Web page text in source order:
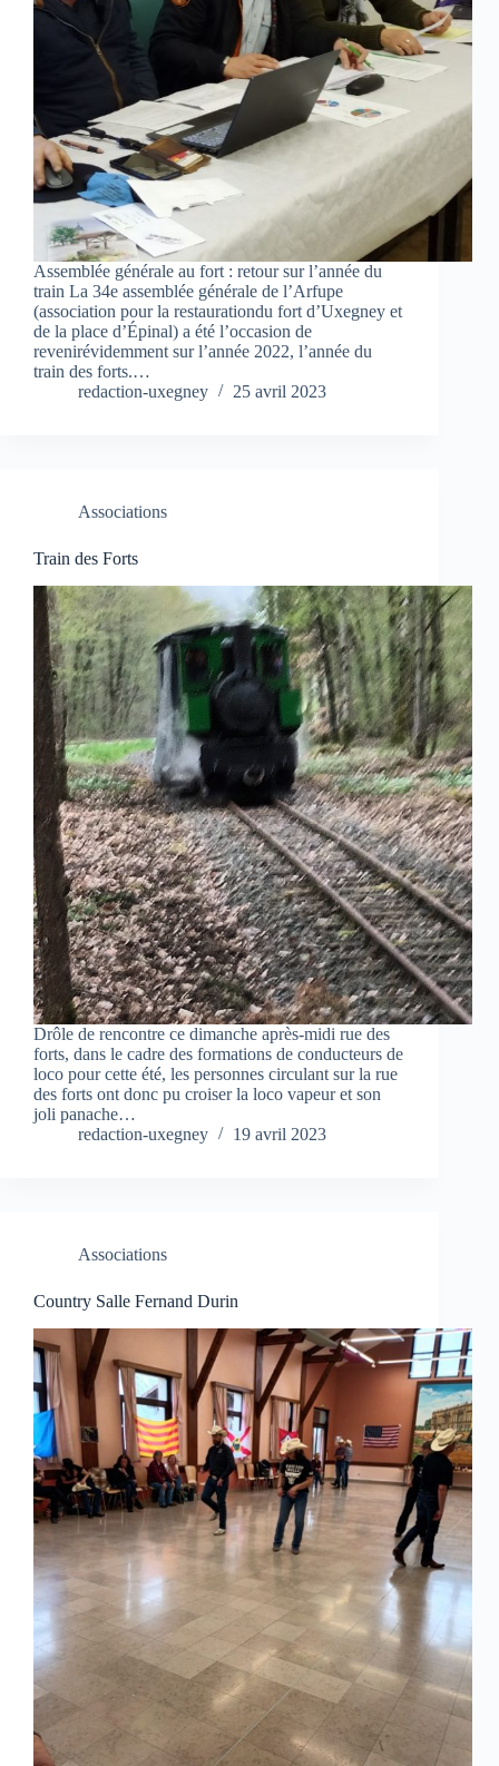
Assemblée générale au fort : retour sur l’année du
train La 34e assemblée générale de l’Arfupe
(association pour la restaurationdu fort d’Uxegney et
de la place d’Épinal) a été l’occasion de
revenirévidemment sur l’année 2022, l’année du
train des forts.…
redaction-uxegney
25 avril 2023
Associations
Train des Forts
Drôle de rencontre ce dimanche après-midi rue des
forts, dans le cadre des formations de conducteurs de
loco pour cette été, les personnes circulant sur la rue
des forts ont donc pu croiser la loco vapeur et son
joli panache…
redaction-uxegney
19 avril 2023
Associations
Country Salle Fernand Durin